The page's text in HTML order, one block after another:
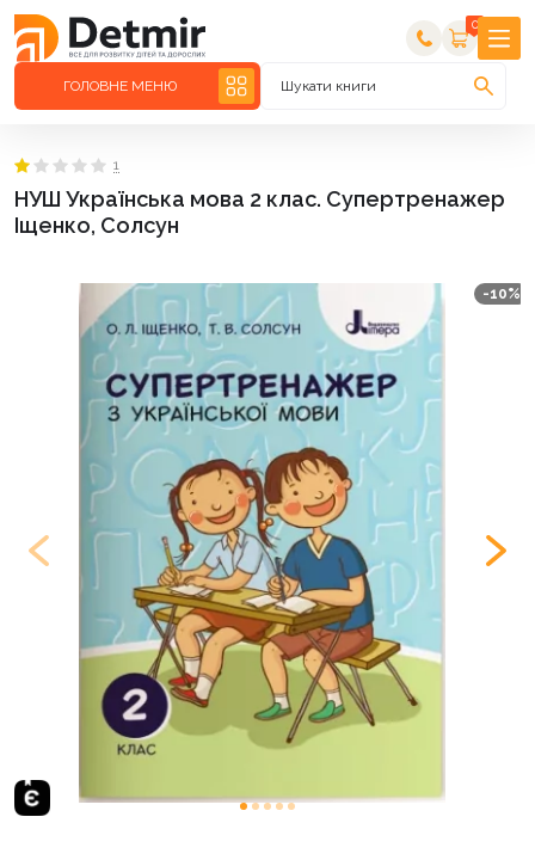
0
ГОЛОВНЕ МЕНЮ Шукати книги
НУШ Українська мова 2 клас. Супертренажер
Іщенко, Солсун
1
-10%